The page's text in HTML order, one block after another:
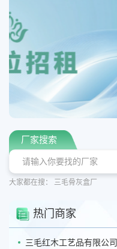
厂家搜索
大家都在搜： 三毛骨灰盒厂
热门商家
三毛红木工艺品有限公司